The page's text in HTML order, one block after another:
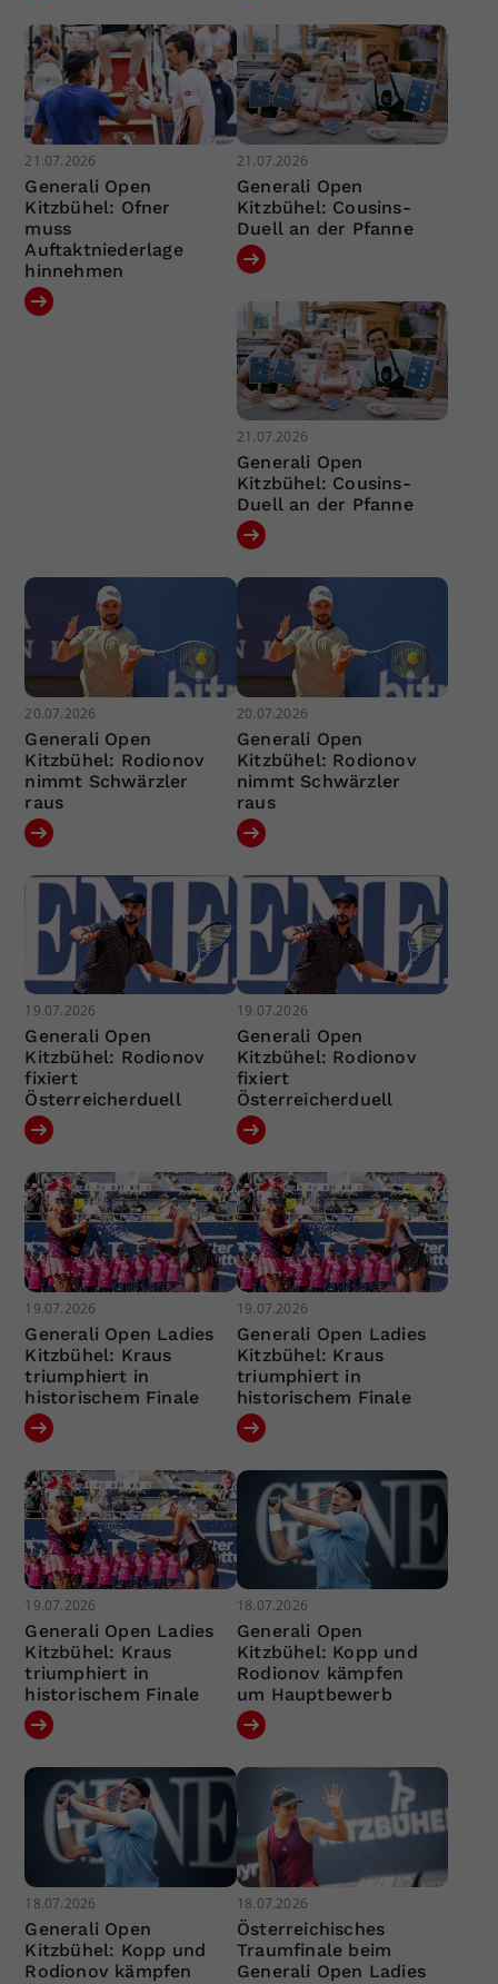
21.07.2026
Generali Open
Kitzbühel: Ofner
muss
Auftaktniederlage
hinnehmen
21.07.2026
Generali Open
Kitzbühel: Cousins-
Duell an der Pfanne
21.07.2026
Generali Open
Kitzbühel: Cousins-
Duell an der Pfanne
20.07.2026
Generali Open
Kitzbühel: Rodionov
nimmt Schwärzler
raus
20.07.2026
Generali Open
Kitzbühel: Rodionov
nimmt Schwärzler
raus
19.07.2026
Generali Open
Kitzbühel: Rodionov
fixiert
Österreicherduell
19.07.2026
Generali Open
Kitzbühel: Rodionov
fixiert
Österreicherduell
19.07.2026
Generali Open Ladies
Kitzbühel: Kraus
triumphiert in
historischem Finale
19.07.2026
Generali Open Ladies
Kitzbühel: Kraus
triumphiert in
historischem Finale
19.07.2026
Generali Open Ladies
Kitzbühel: Kraus
triumphiert in
historischem Finale
18.07.2026
Generali Open
Kitzbühel: Kopp und
Rodionov kämpfen
um Hauptbewerb
18.07.2026
Generali Open
Kitzbühel: Kopp und
Rodionov kämpfen
18.07.2026
Österreichisches
Traumfinale beim
Generali Open Ladies